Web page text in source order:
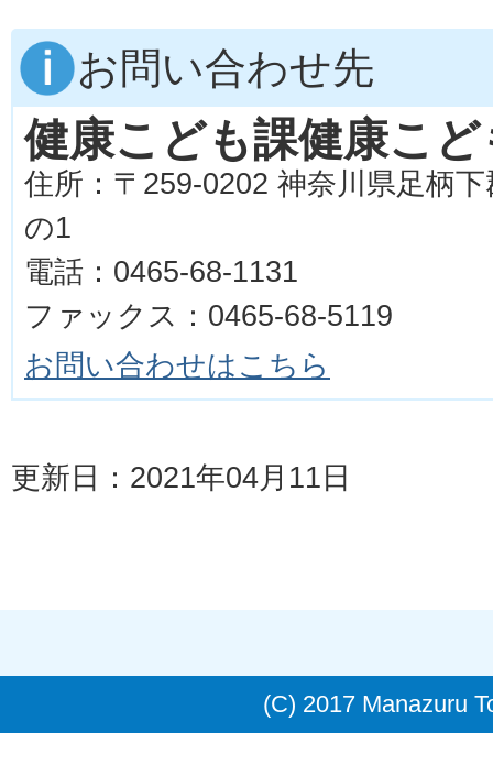
お問い合わせ先
健康こども課健康こど
住所：〒259-0202 神奈川県足柄
の1
電話：0465-68-1131
ファックス：0465-68-5119
お問い合わせはこちら
更新日：2021年04月11日
(C) 2017 Manazuru